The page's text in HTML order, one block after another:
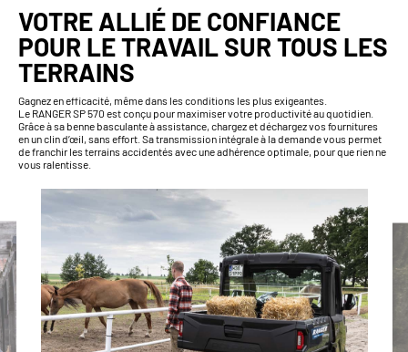
VOTRE ALLIÉ DE CONFIANCE
POUR LE TRAVAIL SUR TOUS LES
TERRAINS
Gagnez en efficacité, même dans les conditions les plus exigeantes.
Le RANGER SP 570 est conçu pour maximiser votre productivité au quotidien.
Grâce à sa benne basculante à assistance, chargez et déchargez vos fournitures
en un clin d’œil, sans effort. Sa transmission intégrale à la demande vous permet
de franchir les terrains accidentés avec une adhérence optimale, pour que rien ne
vous ralentisse.